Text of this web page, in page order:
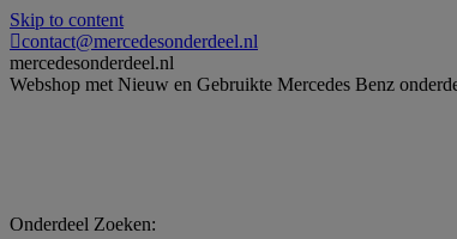
Skip to content
contact@mercedesonderdeel.nl
mercedesonderdeel.nl
Webshop met Nieuw en Gebruikte Mercedes Benz
Onderdeel Zoeken: